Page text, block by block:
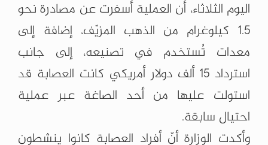
اليوم الثلاثاء، أن العملية أسفرت عن مصادرة نحو
1.5 كيلوغرام من الذهب المزيّف، إضافة إلى
معدات تُستخدم في تصنيعه، إلى جانب
استرداد 15 ألف دولار أمريكي كانت العصابة قد
استولت عليها من أحد الصاغة عبر عملية
احتيال سابقة.
وأكدت الوزارة أنّ أفراد العصابة كانوا ينشطون